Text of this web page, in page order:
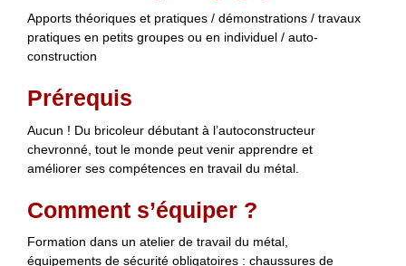
Apports théoriques et pratiques / démonstrations / travaux
pratiques en petits groupes ou en individuel / auto-
construction
Prérequis
Aucun ! Du bricoleur débutant à l’autoconstructeur
chevronné, tout le monde peut venir apprendre et
améliorer ses compétences en travail du métal.
Comment s’équiper ?
Formation dans un atelier de travail du métal,
équipements de sécurité obligatoires : chaussures de